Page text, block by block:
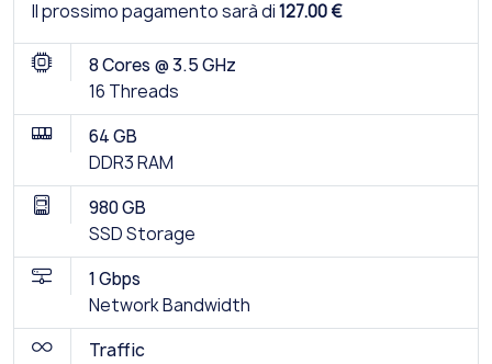
Il prossimo pagamento sarà di127.00 €
8 Cores @ 3.5 GHz
16 Threads
64 GB
DDR3 RAM
980 GB
SSD Storage
1 Gbps
Network Bandwidth
Traffic